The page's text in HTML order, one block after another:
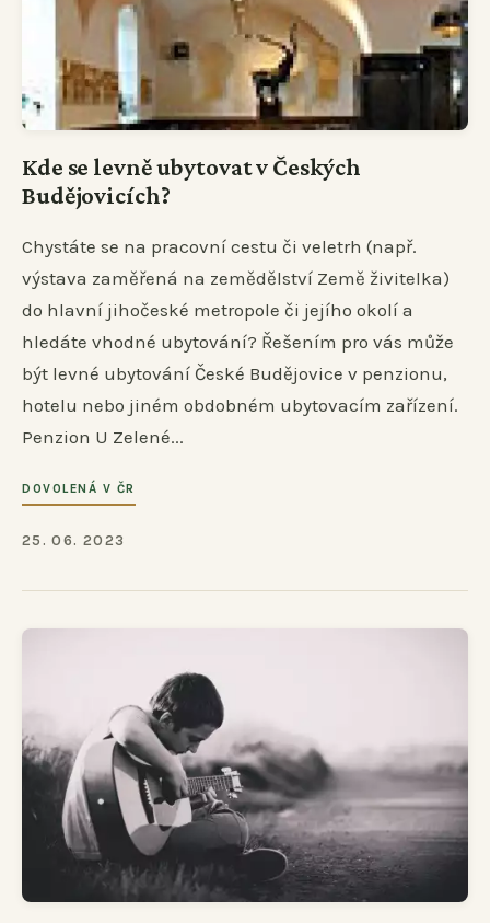
Kde se levně ubytovat v Českých
Budějovicích?
Chystáte se na pracovní cestu či veletrh (např.
výstava zaměřená na zemědělství Země živitelka)
do hlavní jihočeské metropole či jejího okolí a
hledáte vhodné ubytování? Řešením pro vás může
být levné ubytování České Budějovice v penzionu,
hotelu nebo jiném obdobném ubytovacím zařízení.
Penzion U Zelené...
DOVOLENÁ V ČR
25. 06. 2023